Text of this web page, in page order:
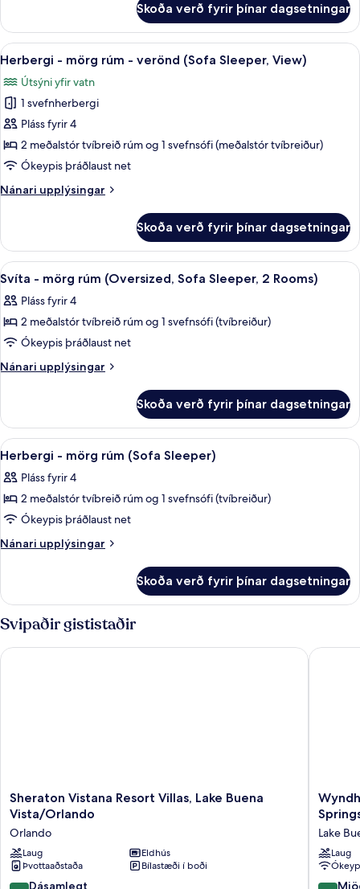
heyrnardaufum
verönd
(Sofa
Sleeper,
View)
-
mörg
rúm
aðgengilegt
heyrnardaufum
verönd
(Sofa
Sleeper,
View)
Skoða verð fyrir þínar dagsetningar
Skoða
allar
myndir
fyrir
Herbergi
-
mörg
-
Sleeper,
View)
Rúmföt af bestu gerð, öryggishólf í
4
Herbergi - mörg rúm - verönd (Sofa Sleeper, View)
Útsýni yfir vatn
1 svefnherbergi
Pláss fyrir 4
2 meðalstór tvíbreið rúm og 1 svefnsófi (meðalstór tvíbreiður)
Ókeypis þráðlaust net
Nánari upplýsingar
Nánari
-
mörg
rúm
verönd
(Sofa
Sleeper,
View)
Skoða verð fyrir þínar dagsetningar
Skoða
allar
myndir
fyrir
Svíta
-
(Oversized,
Sofa
Sleeper,
2
Rooms)
Rúmföt af bestu gerð, öryggishólf í
13
Svíta - mörg rúm (Oversized, Sofa Sleeper, 2 Rooms)
Pláss fyrir 4
2 meðalstór tvíbreið rúm og 1 svefnsófi (tvíbreiður)
Ókeypis þráðlaust net
Nánari upplýsingar
Nánari
-
mörg
rúm
(Oversized,
Sofa
Sleeper,
Rooms)
Skoða verð fyrir þínar dagsetningar
Skoða
allar
myndir
fyrir
Herbergi
-
(Sofa
Sleeper)
Rúmföt af bestu gerð, öryggishólf í
4
Herbergi - mörg rúm (Sofa Sleeper)
Pláss fyrir 4
2 meðalstór tvíbreið rúm og 1 svefnsófi (tvíbreiður)
Ókeypis þráðlaust net
Nánari upplýsingar
Nánari
-
mörg
rúm
(Sofa
Sleeper)
Skoða verð fyrir þínar dagsetningar
Svipaðir gististaðir
Sheraton
Vistana
Resort
Villas,
Lake
Buena
Vista/Orlando
Sheraton Vistana Resort Villas, Lake Buena
Vista/Orlando
Orlando
Laug
Eldhús
Þvottaaðstaða
Bílastæði í boði
9.2 Dásamlegt
Sheraton Vistana Resort Villas, Lake Buena Vista/Orlando
Garden
Lake
Buena
Vista
–
Disney
Lake
Laug
8.4